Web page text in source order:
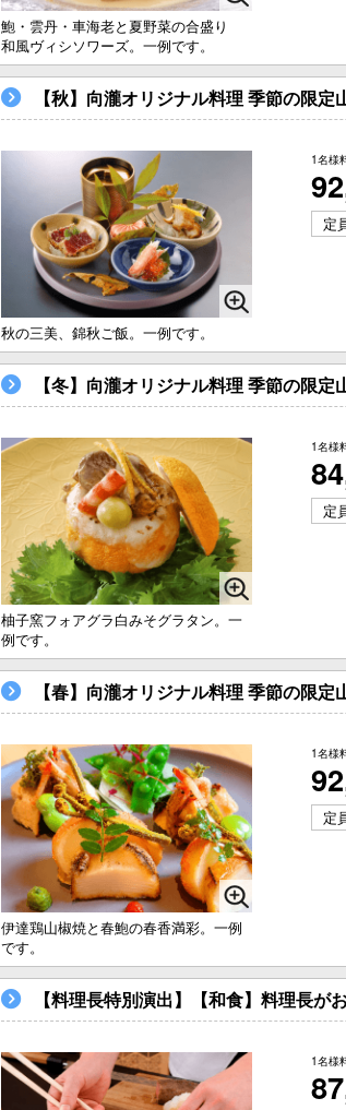
鮑・雲丹・車海老と夏野菜の合盛り
和風ヴィシソワーズ。一例です。
【秋】向瀧オリジナル料理 季節の限定
秋の三美、錦秋ご飯。一例です。
1名様
定
【冬】向瀧オリジナル料理 季節の限定
柚子窯フォアグラ白みそグラタン。一
例です。
1名様
定
【春】向瀧オリジナル料理 季節の限定
伊達鶏山椒焼と春鮑の春香満彩。一例
です。
1名様
定
【料理長特別演出】【和食】料理長
1名様